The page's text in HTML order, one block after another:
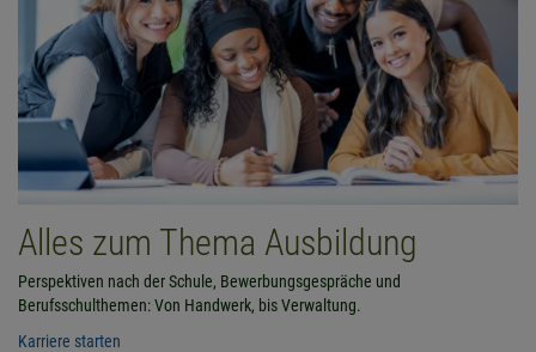
Alles zum Thema Ausbildung
Perspektiven nach der Schule, Bewerbungsgespräche und
Berufsschulthemen: Von Handwerk, bis Verwaltung.
Karriere starten